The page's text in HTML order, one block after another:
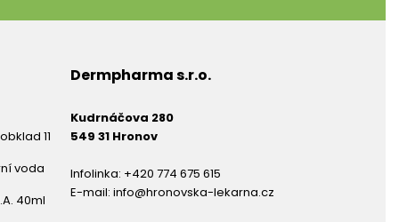
11
voda
40ml
Dermpharma s.r.o.
Kudrnáčova 280
549 31 Hronov
Infolinka: +420 774 675 615
E-mail: info@hronovska-lekarna.cz